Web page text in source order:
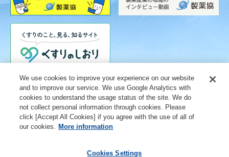
We use cookies to improve your experience on our website
and to improve our service. We use Google Analytics with
cookies to understand the usage status of the site. We do
not collect personal information through cookies. Please
click [Accept All Cookies] if you agree with the use of all of
our cookies. More information
Cookies Settings